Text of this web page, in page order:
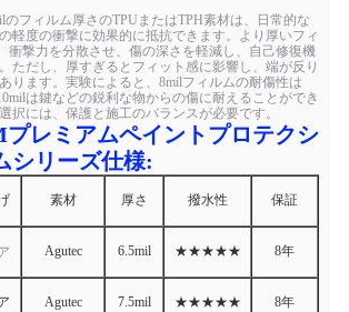
のフィルム厚さのTPUまたはTPH素材は、日常的な
軽度の衝撃に効果的に抵抗できます。より厚いフィ
衝撃力を分散させ、傷の深さを軽減し、自己修復機
ただし、厚すぎるとフィット感に影響し、端が反り
ります。実験によると、8milフィルムの耐傷性は
は鍵などの鋭利な物からの傷に耐えることができ
択には、保護と施工のバランスが必要です。
レミアムペイントプロテクシ
シリーズ仕様:
素材 厚さ 撥水性 保証
Agutec 6.5mil ★★★★★ 8年
Agutec 7.5mil ★★★★★ 8年